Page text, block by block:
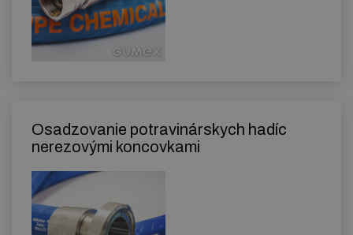
Osadzovanie potravinárskych hadíc
nerezovými koncovkami